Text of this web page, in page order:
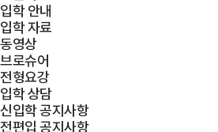
입학 안내
입학 자료
동영상
브로슈어
전형요강
입학 상담
신입학 공지사항
전편입 공지사항